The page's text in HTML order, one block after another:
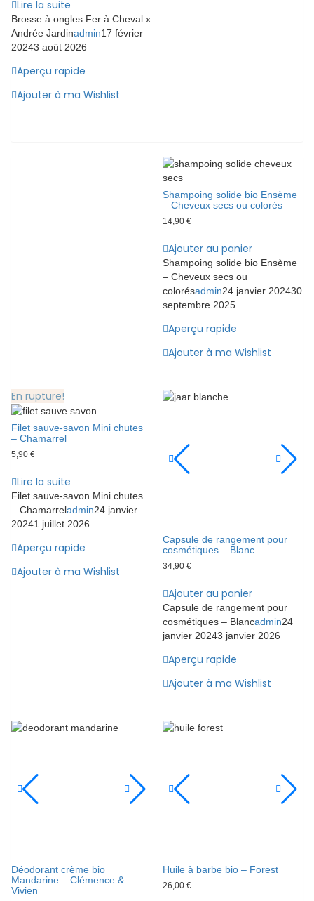
Lire la suite
Brosse à ongles Fer à Cheval x
Andrée Jardinadmin17 février
20243 août 2026
Aperçu rapide
Ajouter à ma Wishlist
Shampoing solide bio Ensème
– Cheveux secs ou colorés
14,90€
Ajouter au panier
Shampoing solide bio Ensème
– Cheveux secs ou
colorésadmin24 janvier 202430
septembre 2025
Aperçu rapide
Ajouter à ma Wishlist
En rupture!
Filet sauve-savon Mini chutes
– Chamarrel
5,90 €
Lire la suite
Filet sauve-savon Mini chutes
– Chamarreladmin24 janvier
20241 juillet 2026
Aperçu rapide
Ajouter à ma Wishlist
Capsule de rangement pour
cosmétiques – Blanc
34,90€
Ajouter au panier
Capsule de rangement pour
cosmétiques – Blancadmin24
janvier 20243 janvier 2026
Aperçu rapide
Ajouter à ma Wishlist
Déodorant crème bio
Mandarine – Clémence &
Vivien
Huile à barbe bio – Forest
26,00€